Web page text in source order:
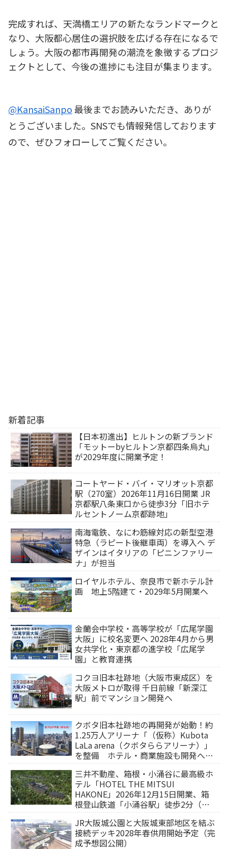
完成すれば、天満橋エリアの新たなランドマークと
なり、大阪都心居住の選択肢を広げる存在になるで
しょう。大阪の都市再開発の潮流を象徴するプロジ
ェクトとして、今後の進捗にも注目が集まります。
@KansaiSanpo最後までお読みいただき、ありが
とうございました。SNSでも情報発信しております
ので、ぜひフォローしてご覧ください。
新着記事
【日本初進出】ヒルトンの新ブランド
「モットーbyヒルトン京都四条烏丸」
が2029年度に開業予定！
コートヤード・バイ・マリオット京都
駅（270室）2026年11月16日開業 JR
京都駅八条東口から徒歩3分「旧ホテ
ルセントノーム京都跡地」
南海電鉄、なにわ筋線対応の新型空港
特急（ラピート後継車両）を導入へ デ
ザインはイタリアの「ピニンファリー
ナ」が担当
ロイヤルホテル、奈良市で新ホテル計
画 地上5階建て・2029年5月開業へ
金蘭会中学校・高等学校が「広尾学園
大阪」に校名変更へ 2028年4月から男
女共学化・東京都の進学校「広尾学
園」と教育連携
コクヨ旧本社跡地（大阪市東成区）を
大阪メトロが取得 千日前線「新深江
駅」前でマンション開発へ
クボタ旧本社跡地の再開発が始動！約
1.25万人アリーナ「（仮称）Kubota
LaLa arena（クボタららアリーナ）」
を整備 ホテル・商業施設も開発へ
三井不動産、箱根・小涌谷に最高級ホ
テル「HOTEL THE MITSUI
HAKONE」2026年12月15日開業、箱
根登山鉄道「小涌谷駅」徒歩2分（旅
JR大阪城公園と大阪城東部地区を結ぶ
接続デッキ2028年春供用開始予定（完
成予想図公開）